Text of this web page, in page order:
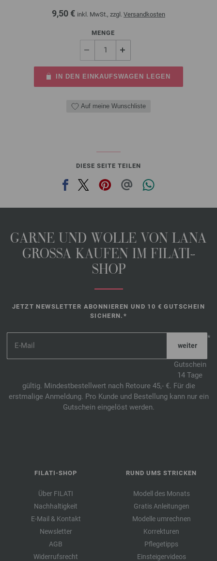
9,50 € inkl. MwSt., zzgl. Versandkosten
MENGE
IN DEN EINKAUFSWAGEN LEGEN
Auf meine Wunschliste
DIESE SEITE TEILEN
GARNE UND WOLLE VON LANA
GROSSA KAUFEN IM FILATI-
SHOP
JETZT NEWSLETTER ABONNIEREN UND 10 € GUTSCHEIN
SICHERN.*
*
Gutschein
14 Tage
gültig. Mindestbestellwert nach Retoure 45,- €. Für die
erstmalige Anmeldung. Pro Kunde und Bestellung kann nur ein
Gutschein eingelöst werden.
FILATI-SHOP
Über FILATI
Nachhaltigkeit
E-Mail & Kontakt
Newsletter
AGB
Widerrufsrecht
RUND UMS STRICKEN
Modell des Monats
Gratis Anleitungen
Modelle umrechnen
Korrekturen
Pflegetipps
Einsteigervideos